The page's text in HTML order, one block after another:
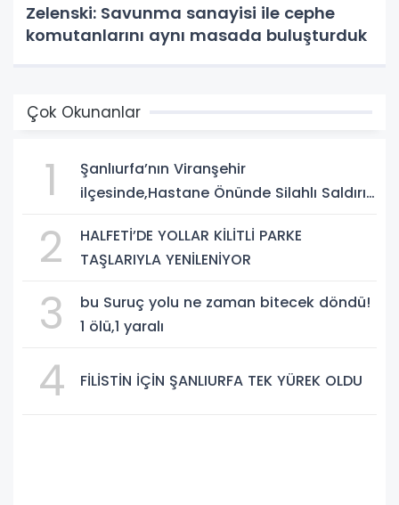
Zelenski: Savunma sanayisi ile cephe
komutanlarını aynı masada buluşturduk
Çok Okunanlar
1
Şanlıurfa’nın Viranşehir
ilçesinde,Hastane Önünde Silahlı Saldırı:
2
HALFETİ’DE YOLLAR KİLİTLİ PARKE
TAŞLARIYLA YENİLENİYOR
3
bu Suruç yolu ne zaman bitecek döndü!
1 ölü,1 yaralı
4 FİLİSTİN İÇİN ŞANLIURFA TEK YÜREK OLDU